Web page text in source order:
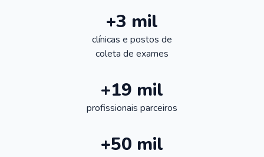
+3 mil
clínicas e postos de
coleta de exames
+19 mil
profissionais parceiros
+50 mil